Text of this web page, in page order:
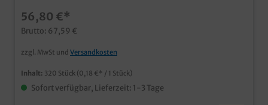
medizinische Einrichtungen, etc.
56,80 €*
Brutto: 67,59 €
zzgl. MwSt und Versandkosten
Inhalt: 320 Stück (0,18 €* / 1 Stück)
Sofort verfügbar, Lieferzeit: 1-3 Tage